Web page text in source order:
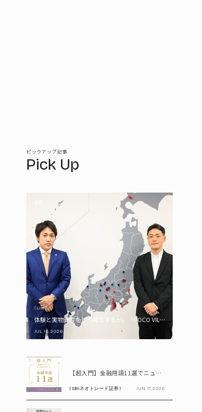
ピックアップ記事
Pick Up
( Life )
体験と実物資産をどう両立するか。「COCO VILLA Owners」
JUL. 16, 2026
PR
【超入門】金融用語11選でニュースが読める！ 知識ゼロからの賢い資産の育て方
( SBIネオトレード証券 ) JUN. 17, 2026